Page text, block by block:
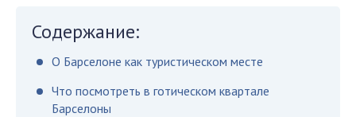
Содержание:
О Барселоне как туристическом месте
Что посмотреть в готическом квартале
Барселоны